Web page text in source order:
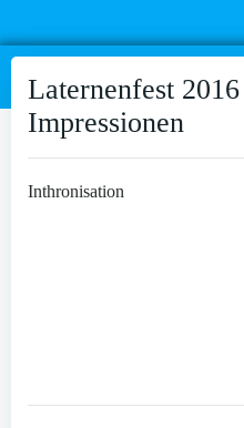
Laternenfest
Impressionen
Inthronisation